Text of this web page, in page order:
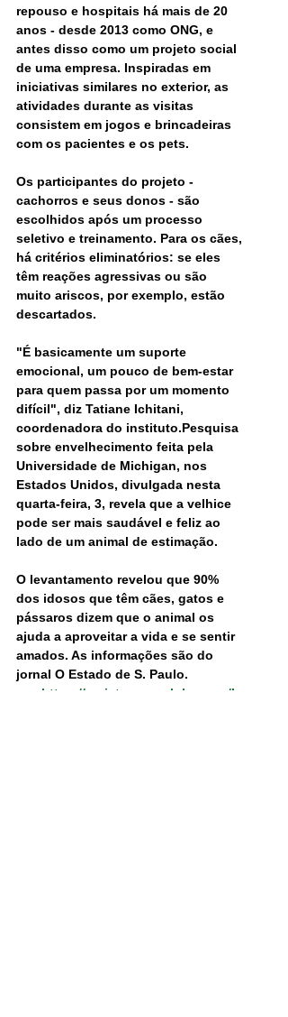
repouso e hospitais há mais de 20
anos - desde 2013 como ONG, e
antes disso como um projeto social
de uma empresa. Inspiradas em
iniciativas similares no exterior, as
atividades durante as visitas
consistem em jogos e brincadeiras
com os pacientes e os pets.
Os participantes do projeto -
cachorros e seus donos - são
escolhidos após um processo
seletivo e treinamento. Para os cães,
há critérios eliminatórios: se eles
têm reações agressivas ou são
muito ariscos, por exemplo, estão
descartados.
"É basicamente um suporte
emocional, um pouco de bem-estar
para quem passa por um momento
difícil", diz Tatiane Ichitani,
coordenadora do instituto.Pesquisa
sobre envelhecimento feita pela
Universidade de Michigan, nos
Estados Unidos, divulgada nesta
quarta-feira, 3, revela que a velhice
pode ser mais saudável e feliz ao
lado de um animal de estimação.
O levantamento revelou que 90%
dos idosos que têm cães, gatos e
pássaros dizem que o animal os
ajuda a aproveitar a vida e se sentir
amados. As informações são do
jornal O Estado de S. Paulo.
https://revistapegn.globo.com/Im